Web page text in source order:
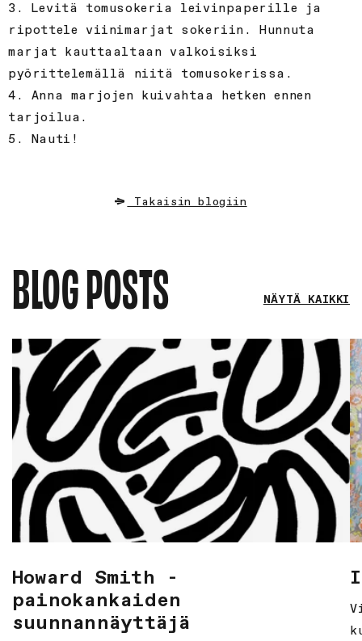
3. Levitä tomusokeria leivinpaperille ja
ripottele viinimarjat sokeriin. Hunnuta
marjat kauttaaltaan valkoisiksi
pyörittelemällä niitä tomusokerissa.
4. Anna marjojen kuivahtaa hetken ennen
tarjoilua.
5. Nauti!
Takaisin blogiin
BLOG POSTS NÄYTÄ KAIKKI
Howard Smith -
painokankaiden
suunnannäyttäjä